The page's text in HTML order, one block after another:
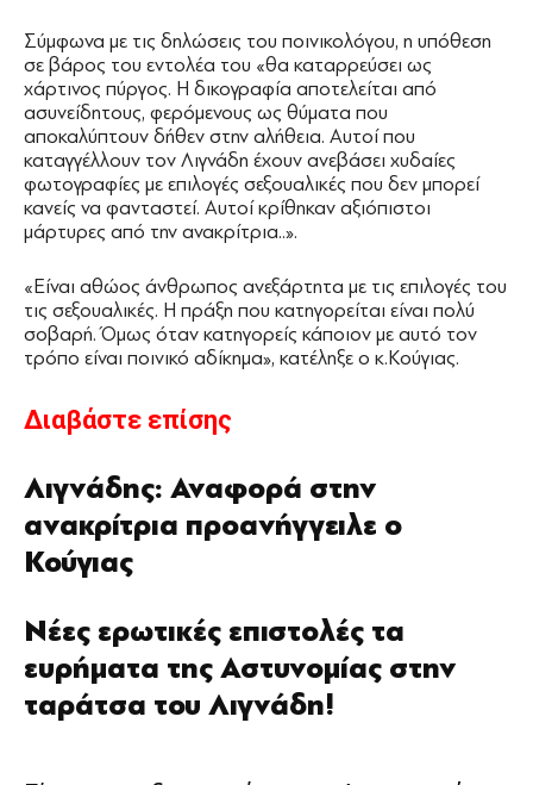
Σύμφωνα με τις δηλώσεις του ποινικολόγου, η υπόθεση
σε βάρος του εντολέα του «θα καταρρεύσει ως
χάρτινος πύργος. Η δικογραφία αποτελείται από
ασυνείδητους, φερόμενους ως θύματα που
αποκαλύπτουν δήθεν στην αλήθεια. Αυτοί που
καταγγέλλουν τον Λιγνάδη έχουν ανεβάσει χυδαίες
φωτογραφίες με επιλογές σεξουαλικές που δεν μπορεί
κανείς να φανταστεί. Αυτοί κρίθηκαν αξιόπιστοι
μάρτυρες από την ανακρίτρια..».
«Είναι αθώος άνθρωπος ανεξάρτητα με τις επιλογές του
τις σεξουαλικές. Η πράξη που κατηγορείται είναι πολύ
σοβαρή. Όμως όταν κατηγορείς κάποιον με αυτό τον
τρόπο είναι ποινικό αδίκημα», κατέληξε ο κ.Κούγιας.
Διαβάστε επίσης
Λιγνάδης: Αναφορά στην
ανακρίτρια προανήγγειλε ο
Κούγιας
Νέες ερωτικές επιστολές τα
ευρήματα της Αστυνομίας στην
ταράτσα του Λιγνάδη!